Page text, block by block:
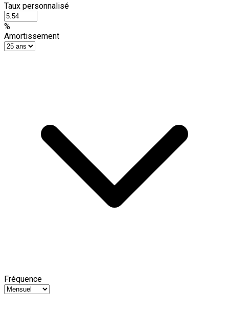
Taux personnalisé
%
Amortissement
Fréquence